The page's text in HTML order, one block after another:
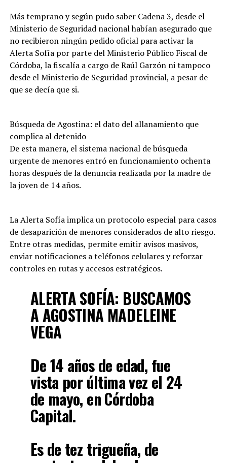
Más temprano y según pudo saber Cadena 3, desde el
Ministerio de Seguridad nacional habían asegurado que
no recibieron ningún pedido oficial para activar la
Alerta Sofía por parte del Ministerio Público Fiscal de
Córdoba, la fiscalía a cargo de Raúl Garzón ni tampoco
desde el Ministerio de Seguridad provincial, a pesar de
que se decía que si.
Búsqueda de Agostina: el dato del allanamiento que
complica al detenido
De esta manera, el sistema nacional de búsqueda
urgente de menores entró en funcionamiento ochenta
horas después de la denuncia realizada por la madre de
la joven de 14 años.
La Alerta Sofía implica un protocolo especial para casos
de desaparición de menores considerados de alto riesgo.
Entre otras medidas, permite emitir avisos masivos,
enviar notificaciones a teléfonos celulares y reforzar
controles en rutas y accesos estratégicos.
ALERTA SOFÍA: BUSCAMOS
A AGOSTINA MADELEINE
VEGA
De 14 años de edad, fue
vista por última vez el 24
de mayo, en Córdoba
Capital.
Es de tez trigueña, de